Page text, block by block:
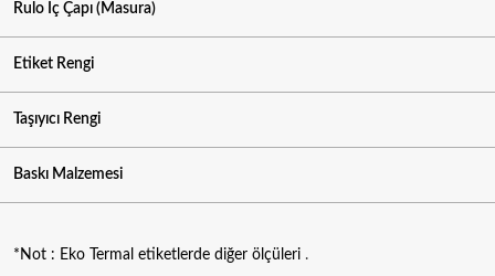
Rulo İç Çapı (Masura)
Etiket Rengi
Taşıyıcı Rengi
Baskı Malzemesi
*Not : Eko Termal etiketlerde diğer ölçüleri .